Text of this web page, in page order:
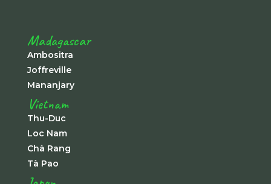
Madagascar
Ambositra
Joffreville
Mananjary
Vietnam
Thu-Duc
Loc Nam
Chà Rang
Tà Pao